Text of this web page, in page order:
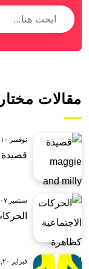
مقالات
نوفمبر ١٠, ٢٠٢١
قصيدة maggie and milly and molly and may
سبتمبر ٠٧, ٢٠٢١
فبراير ٢٠, ٢٠٢٤